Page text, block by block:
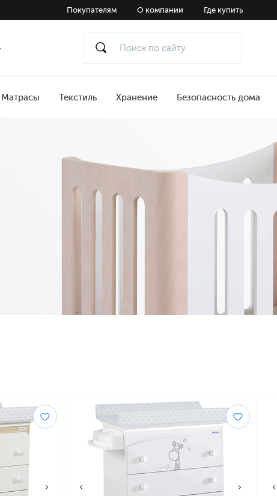
Покупателям О компании Где купить
Матрасы Текстиль Хранение Безопасность дома